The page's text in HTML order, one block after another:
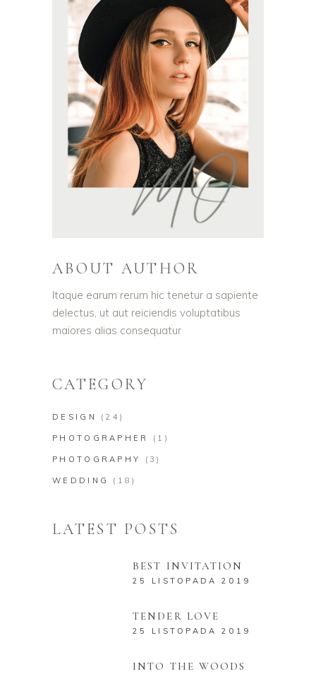
ABOUT AUTHOR
Itaque earum rerum hic tenetur a sapiente
delectus, ut aut reiciendis voluptatibus
maiores alias consequatur
CATEGORY
DESIGN (24)
PHOTOGRAPHER (1)
PHOTOGRAPHY (3)
WEDDING (18)
LATEST POSTS
BEST INVITATION
25 LISTOPADA 2019
TENDER LOVE
25 LISTOPADA 2019
INTO THE WOODS